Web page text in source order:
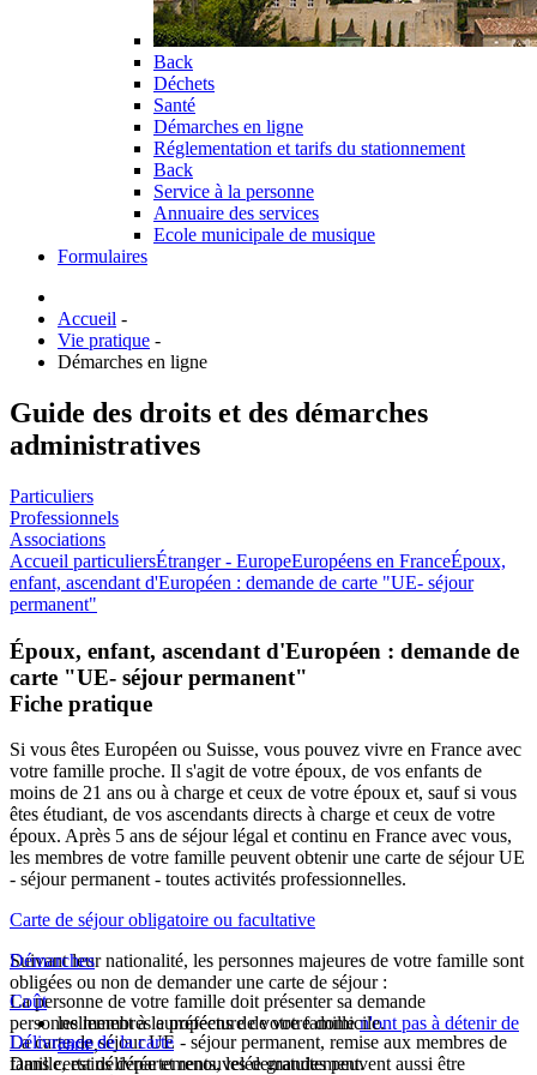
Back
Déchets
Santé
Démarches en ligne
Réglementation et tarifs du stationnement
Back
Service à la personne
Annuaire des services
Ecole municipale de musique
Formulaires
Accueil -
Vie pratique -
Démarches en ligne
Guide des droits et des démarches
administratives
Particuliers
Professionnels
Associations
Accueil particuliersÉtranger - EuropeEuropéens en FranceÉpoux,
enfant, ascendant d'Européen : demande de carte "UE- séjour
permanent"
Époux, enfant, ascendant d'Européen : demande de
carte "UE- séjour permanent"
Fiche pratique
Si vous êtes Européen ou Suisse, vous pouvez vivre en France avec
votre famille proche. Il s'agit de votre époux, de vos enfants de
moins de 21 ans ou à charge et ceux de votre époux et, sauf si vous
êtes étudiant, de vos ascendants directs à charge et ceux de votre
époux. Après 5 ans de séjour légal et continu en France avec vous,
les membres de votre famille peuvent obtenir une carte de séjourUE
- séjour permanent - toutes activités professionnelles.
Carte de séjour obligatoire ou facultative
Suivant leur nationalité, les personnes majeures de votre famille sont
obligées ou non de demander une carte de séjour :
les membres européens de votre famillen'ont pas à détenir de
carte,
Démarches
La personne de votre famille doit présenter sa demande
personnellement à la préfecture de votre domicile.
Dans certains départements, les demandes peuvent aussi être
Coût
La carte de séjourUE - séjour permanent, remise aux membres de
famille, est délivrée et renouvelée gratuitement.
Délivrance de la carte